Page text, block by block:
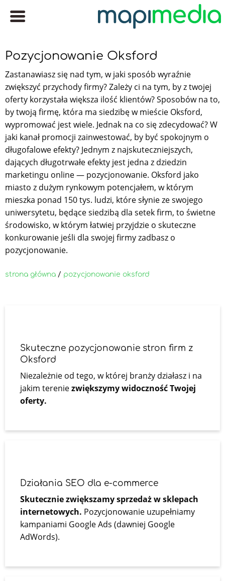
Pozycjonowanie Oksford
Zastanawiasz się nad tym, w jaki sposób wyraźnie
zwiększyć przychody firmy? Zależy ci na tym, by z twojej
oferty korzystała większa ilość klientów? Sposobów na to,
by twoją firmę, która ma siedzibę w mieście Oksford,
wypromować jest wiele. Jednak na co się zdecydować? W
jaki kanał promocji zainwestować, by być spokojnym o
długofalowe efekty? Jednym z najskuteczniejszych,
dających długotrwałe efekty jest jedna z dziedzin
marketingu online — pozycjonowanie. Oksford jako
miasto z dużym rynkowym potencjałem, w którym
mieszka ponad 150 tys. ludzi, które słynie ze swojego
uniwersytetu, będące siedzibą dla setek firm, to świetne
środowisko, w którym łatwiej przyjdzie o skuteczne
konkurowanie jeśli dla swojej firmy zadbasz o
pozycjonowanie.
strona główna / pozycjonowanie oksford
Skuteczne pozycjonowanie stron firm z
Oksford
Niezależnie od tego, w której branży działasz i na
jakim tereniezwiększymy widoczność Twojej
oferty.
Działania SEO dla e-commerce
Skutecznie zwiększamy sprzedaż w sklepach
internetowych. Pozycjonowanie uzupełniamy
kampaniami Google Ads (dawniej Google
AdWords).